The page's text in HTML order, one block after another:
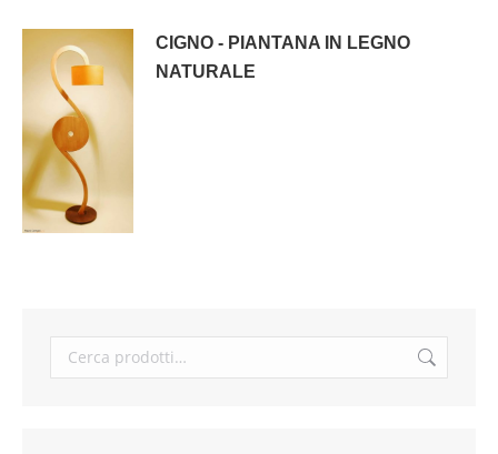
CIGNO - PIANTANA IN LEGNO
NATURALE